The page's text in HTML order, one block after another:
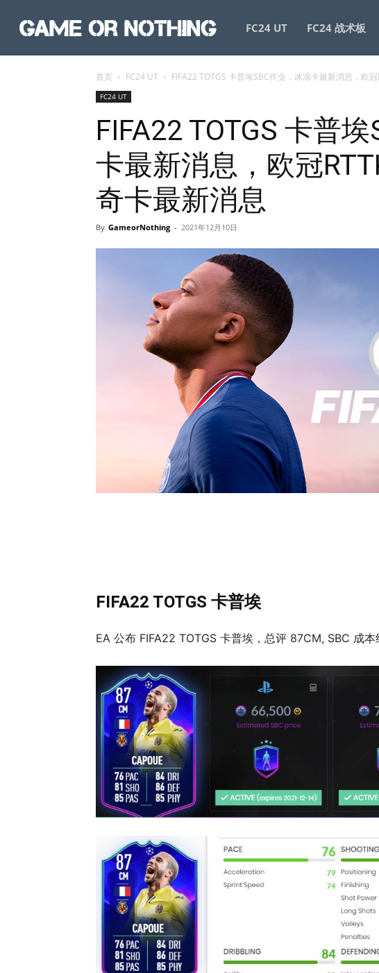
GameorNothing
FC24 UT FC24 战术板
首页 FC24 UT FIFA22 TOTGS 卡普埃SBC作业，冰冻卡最新消息，欧
FC24 UT
FIFA22 TOTGS 卡普
卡最新消息，欧冠
奇卡最新消息
By GameorNothing - 2021年12月10日
FIFA22 TOTGS 卡普埃
EA 公布 FIFA22 TOTGS 卡普埃，总评 87CM, SBC 成本